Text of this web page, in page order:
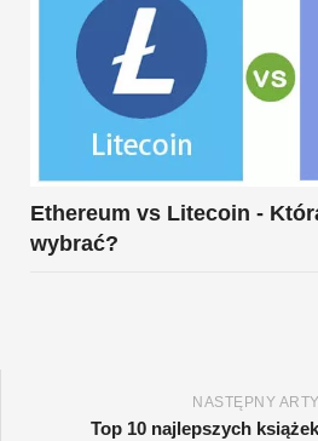
Ethereum vs Litecoin -
wybrać?
NASTĘPNY
Top 10 najlepszych